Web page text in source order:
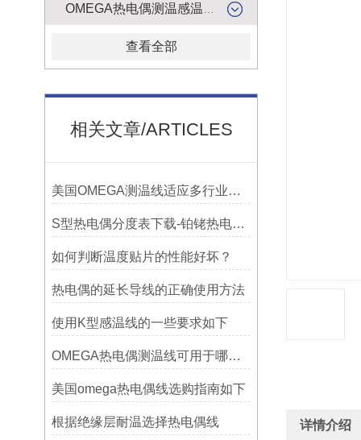
查看全部
相关文章/ARTICLES
美国OMEGA测温线适应多行业需求
S型热电偶分度表下载-铂铑热电偶分度表
如何判断温度贴片的性能好坏？
热电偶的延长导线的正确使用方法
使用K型感温线的一些要求如下
OMEGA热电偶测温线可用于哪些领域
美国omega热电偶线选购指南如下
根据绝缘层耐温选择热电偶线 详情介绍